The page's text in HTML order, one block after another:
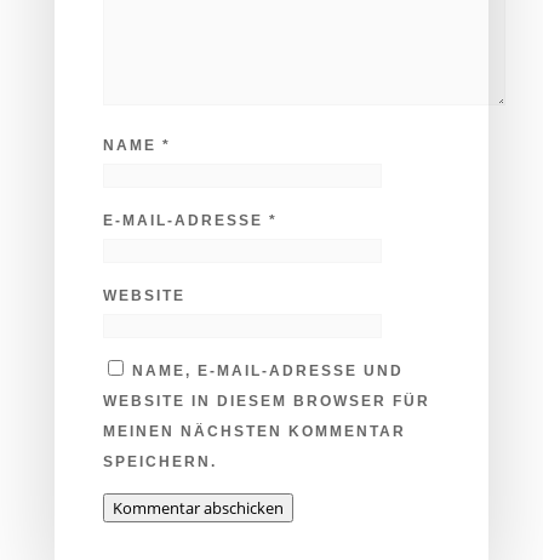
NAME *
E-MAIL-ADRESSE *
WEBSITE
NAME, E-MAIL-ADRESSE UND
WEBSITE IN DIESEM BROWSER FÜR
MEINEN NÄCHSTEN KOMMENTAR
SPEICHERN.
Kommentar abschicken